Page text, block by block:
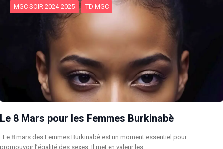
MGC SOIR 2024-2025 TD MGC
Le 8 Mars pour les Femmes Burkinabè
Le 8 mars des Femmes Burkinabè est un moment essentiel pour
promouvoir l’égalité des sexes. Il met en valeur les…